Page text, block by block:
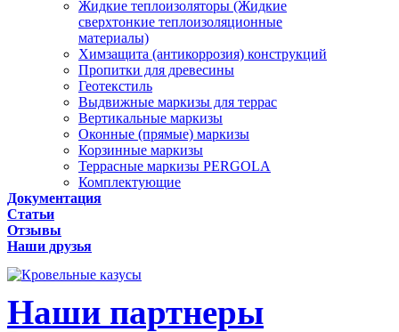
Жидкие теплоизоляторы (Жидкие
сверхтонкие теплоизоляционные
материалы)
Химзащита (антикоррозия) конструкций
Пропитки для древесины
Геотекстиль
Выдвижные маркизы для террас
Вертикальные маркизы
Оконные (прямые) маркизы
Корзинные маркизы
Террасные маркизы PERGOLA
Комплектующие
Документация
Статьи
Отзывы
Наши друзья
Наши партнеры